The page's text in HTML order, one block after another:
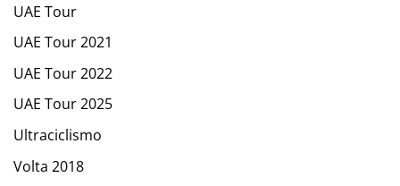
UAE Tour
UAE Tour 2021
UAE Tour 2022
UAE Tour 2025
Ultraciclismo
Volta 2018